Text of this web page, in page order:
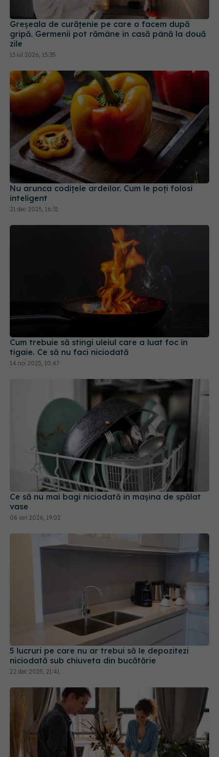
Greșeala de curățenie pe care o facem după
gripă. Germenii pot rămâne în casă până la două
zile
13 iul 2026, 15:35
Nu arunca codițele ardeilor. Cum le poți folosi
inteligent
21 dec 2025, 16:31
Cum trebuie să stingi uleiul care a luat foc în
tigaie. Ce să nu faci niciodată
14 noi 2025, 10:47
Ce să nu mai bagi niciodată în mașina de spălat
vase
08 ian 2026, 19:02
5 lucruri pe care nu ar trebui să le depozitezi
niciodată sub chiuveta din bucătărie
22 dec 2025, 21:41